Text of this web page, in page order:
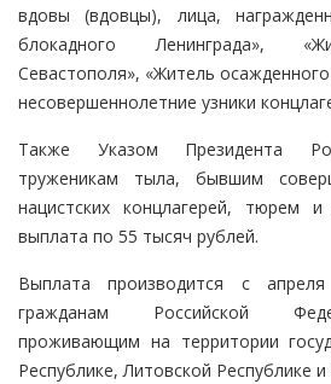
вдовы (вдовцы), лица,
блокадного Ленинграда»,
Севастополя», «Житель
несовершеннолетние узники
Также Указом Президента
труженикам тыла, бывшим
нацистских концлагерей, тюрем и
выплата по 55 тысяч рублей.
Выплата производится с
гражданам Российской
проживающим на территории
Республике, Литовской Республике